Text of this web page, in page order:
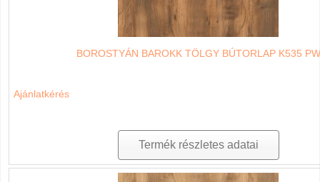
BOROSTYÁN BAROKK TÖLGY BÚTORLAP K535 PW
Ajánlatkérés
Termék részletes adatai